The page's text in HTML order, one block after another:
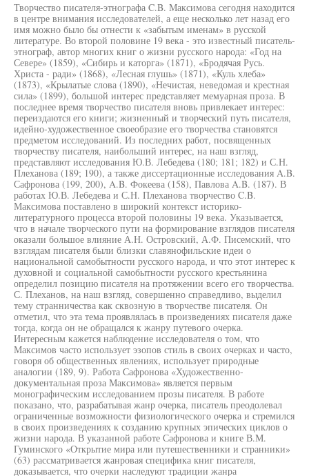
Творчество писателя-этнографа C.B. Максимова сегодня находится
в центре внимания исследователей, а еще несколько лет назад его
имя можно было бы отнести к «забытым именам» в русской
литературе. Во второй половине 19 века - это известный писатель-
этнограф, автор многих книг о жизни русского народа: «Год на
Севере» (1859), «Сибирь и каторга» (1871), «Бродячая Русь.
Христа - ради» (1868), «Лесная глушь» (1871), «Куль хлеба»
(1873), «Крылатые слова (1890), «Нечистая, неведомая и крестная
сила» (1899), большой интерес представляет мемуарная проза. В
последнее время творчество писателя вновь привлекает интерес:
переиздаются его книги; жизненный и творческий путь писателя,
идейно-художественное своеобразие его творчества становятся
предметом исследований. Из последних работ, посвященных
творчеству писателя, наибольший интерес, на наш взгляд,
представляют исследования Ю.В. Лебедева (180; 181; 182) и С.Н.
Плеханова (189; 190), а также диссертационные исследования A.B.
Сафронова (199, 200), A.B. Фокеева (158), Павлова A.B. (187). В
работах Ю.В. Лебедева и С.Н. Плеханова творчество C.B.
Максимова поставлено в широкий контекст историко-
литературного процесса второй половины 19 века. Указывается,
что в начале творческого пути на формирование взглядов писателя
оказали большое влияние А.Н. Островский, А.Ф. Писемский, что
взглядам писателя были близки славянофильские идеи о
национальной самобытности русского народа, и что этот интерес к
духовной и социальной самобытности русского крестьянина
определил позицию писателя на протяжении всего его творчества.
С. Плеханов, на наш взгляд, совершенно справедливо, выделил
тему странничества как сквозную в творчестве писателя. Он
отметил, что эта тема проявлялась в произведениях писателя даже
тогда, когда он не обращался к жанру путевого очерка.
Интересным кажется наблюдение исследователя о том, что
Максимов часто использует эзопов стиль в своих очерках и часто,
говоря об общественных явлениях, использует природные
аналогии (189, 9). Работа Сафронова «Художественно-
документальная проза Максимова» является первым
монографическим исследованием прозы писателя. В работе
показано, что, разрабатывая жанр очерка, писатель преодолевал
ограниченные возможности физиологического очерка и стремился
в своих произведениях к созданию крупных эпических циклов о
жизни народа. В указанной работе Сафронова и книге В.М.
Гуминского «Открытие мира или путешественники и странники»
(63) рассматривается жанровая специфика книг писателя,
доказывается, что очерки наследуют традиции жанра